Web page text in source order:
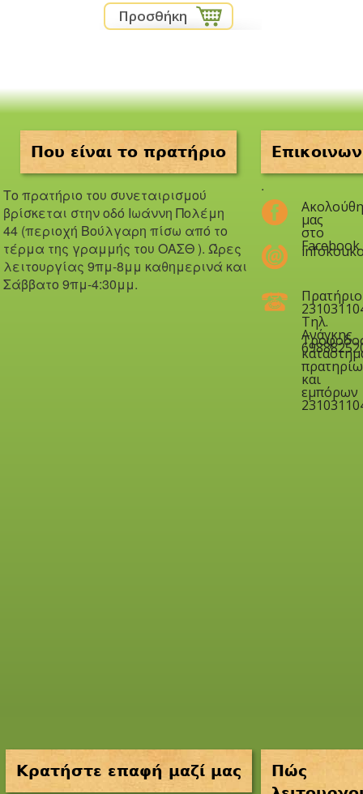
Που είναι το πρατήριο
Το πρατήριο του συνεταιρισμού
βρίσκεται στην οδό Iωάννη Πολέμη
44 (περιοχή Βούλγαρη πίσω από το
τέρμα της γραμμής του ΟΑΣΘ ). Ώρες
λειτουργίας 9πμ-8μμ καθημερινά και
Σάββατο 9πμ-4:30μμ.
.
μας
στο
Facebook
Πρατήριο
Τηλ.
Ανάγκης
και
εμπόρων
Κρατήστε επαφή μαζί μας
Πώς